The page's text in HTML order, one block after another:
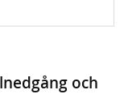
och